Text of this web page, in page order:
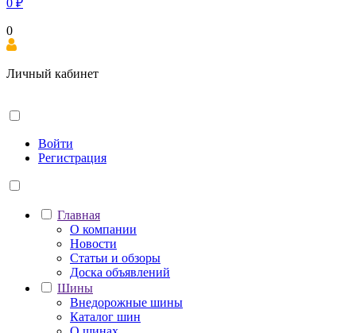
0 ₽
0
Личный кабинет
Войти
Регистрация
Главная
О компании
Новости
Статьи и обзоры
Доска объявлений
Шины
Внедорожные шины
Каталог шин